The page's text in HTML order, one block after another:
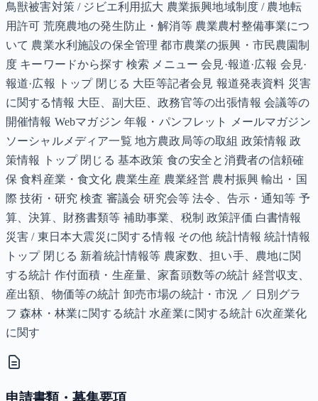
鳥獣被害対策 / ジビエ利用拡大 農業振興地域制度 / 農地転
用許可 荒廃農地の発生防止・解消等 農業農村整備事業につ
いて 農業水利施設の保全管理 都市農業の振興・市民農園制
度 キーワードから探す 検索 メニュー 会見·報道·広報 会見·
報道·広報 トップ 閉じる 大臣等記者会見 報道発表資料 災害
に関する情報 大臣、副大臣、政務官等の出張情報 会議等の
開催情報 Webマガジン 年報・パンフレット メールマガジン
ソーシャルメディア一覧 地方農政局等の取組 政策情報 政
策情報 トップ 閉じる 基本政策 食の安全と消費者の信頼確
保 食料産業・食文化 農業生産 農業経営 農村振興 輸出・国
際 技術・研究 検査 審議会 研究会等 法令、告示・通知等 予
算、決算、財務書類等 補助事業、税制 政策評価 白書情報
災害 / 東日本大震災に関する情報 その他 統計情報 統計情報
トップ 閉じる 新着統計情報等 農家数、担い手、農地に関
する統計 作付面積・生産量、家畜頭数等の統計 経営収支、
産出額、物価等の統計 卸売市場の統計・市況 ／ 日別グラ
フ 森林・林業に関する統計 水産業に関する統計 6次産業化
に関す
申請書類・募集要項